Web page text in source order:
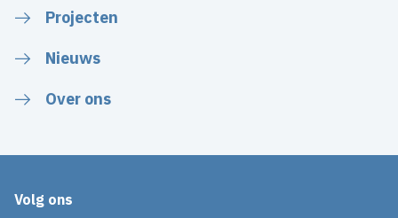
Projecten
Nieuws
Over ons
Volg ons